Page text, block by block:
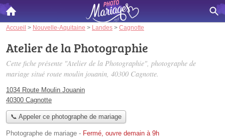
Accueil > Nouvelle-Aquitaine > Landes > Cagnotte
Atelier de la Photographie
Cette fiche présente "Atelier de la Photographie", photographe de
mariage situé route moulin jouanin, 40300 Cagnotte.
1034 Route Moulin Jouanin
40300 Cagnotte
📞 Appeler ce photographe de mariage
Photographe de mariage - Fermé, ouvre demain à 9h